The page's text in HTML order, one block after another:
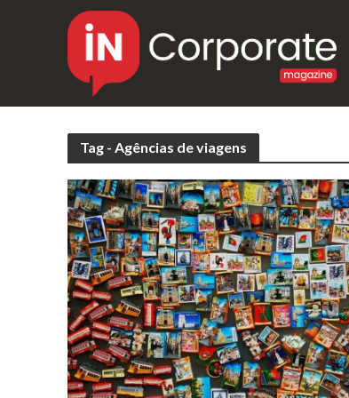
Tag - Agências de viagens